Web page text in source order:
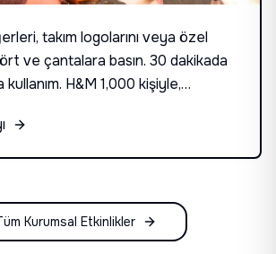
takım logolarını veya özel
ve çantalara basın. 30 dakikada
kullanım. H&M 1,000 kişiyle,
Kurumsal Etkinlikler